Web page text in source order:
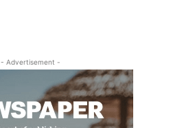
- Advertisement -